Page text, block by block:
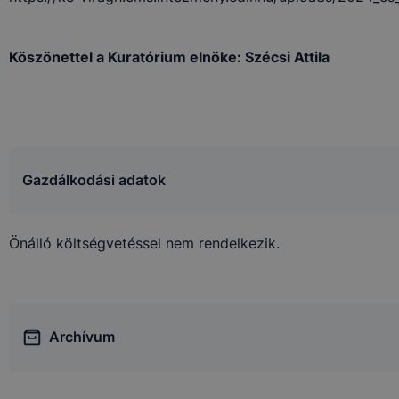
Köszönettel a Kuratórium elnöke: Szécsi Attila
Gazdálkodási adatok
Önálló költségvetéssel nem rendelkezik.
Archívum